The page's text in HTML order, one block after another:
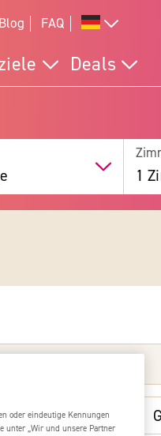
Blog FAQ
Deals
1
oder eindeutige Kennungen
unter „Wir und unsere Partner